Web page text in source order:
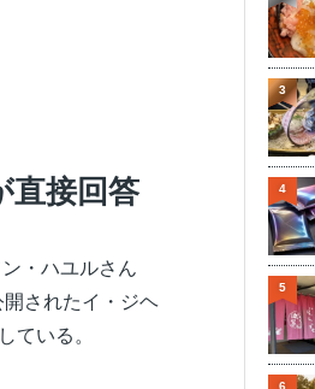
直接回答
・ハユルさん
開されたイ・ジヘ
ている。
3
4
5
6